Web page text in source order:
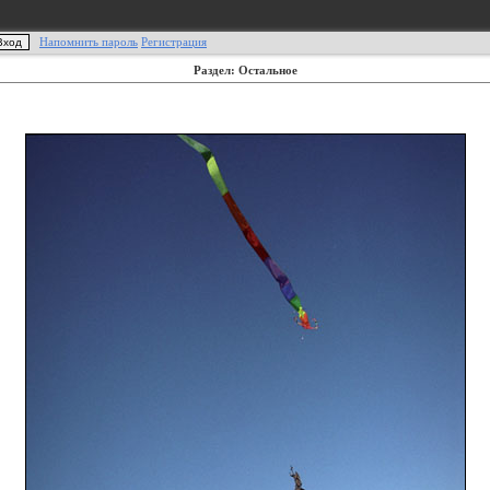
Напомнить пароль Регистрация
Раздел: Остальное